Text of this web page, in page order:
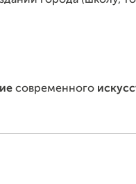
современного